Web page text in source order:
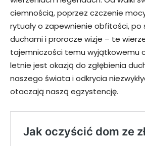
ciemnością, poprzez czczenie
rytuały o zapewnienie obfitości, po
duchami i prorocze wizje – te
tajemniczości temu wyjątkowemu
letnie jest okazją do zgłębienia
naszego świata i odkrycia
otaczają naszą egzystencję.